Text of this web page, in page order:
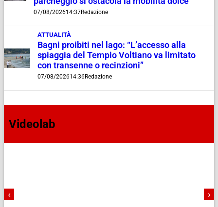
07/08/202614:37Redazione
ATTUALITÀ
Bagni proibiti nel lago: “L’accesso alla
spiaggia del Tempio Voltiano va limitato
con transenne o recinzioni”
07/08/202614:36Redazione
Videolab
‹ ›